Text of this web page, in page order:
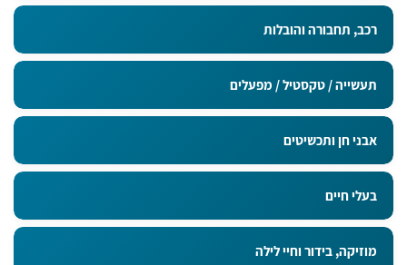
רכב, תחבורה והובלות
תעשייה / טקסטיל / מפעלים
אבני חן ותכשיטים
בעלי חיים
מוזיקה, בידור וחיי לילה